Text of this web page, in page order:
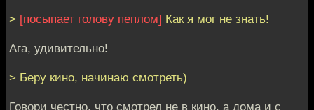
> [посыпает голову пеплом] Как я мог не знать!
Ага, удивительно!
> Беру кино, начинаю смотреть)
Говори честно, что смотрел не в кино, а дома и с